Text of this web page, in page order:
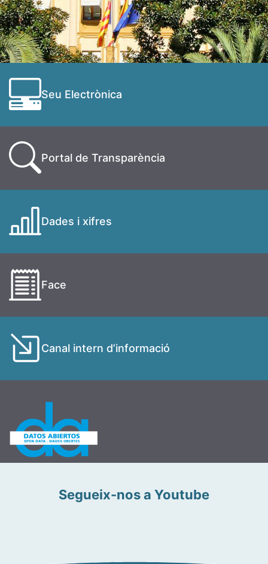
Seu Electrònica
Portal de Transparència
Dades i xifres
Face
Canal intern d’informació
Segueix-nos a Youtube